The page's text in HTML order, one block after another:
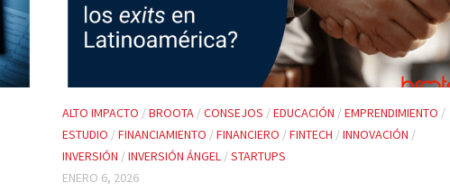
ALTO IMPACTO /BROOTA /CONSEJOS /EDUCACIÓN /EMPRENDIMIENTO /
ESTUDIO /FINANCIAMIENTO /FINANCIERO /FINTECH /INNOVACIÓN /
INVERSIÓN /INVERSIÓN ÁNGEL /STARTUPS
ENERO 6, 2026